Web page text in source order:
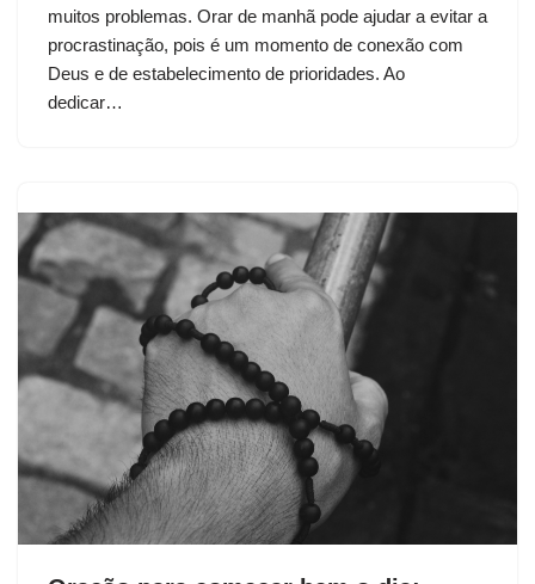
muitos problemas. Orar de manhã pode ajudar a evitar a
procrastinação, pois é um momento de conexão com
Deus e de estabelecimento de prioridades. Ao
dedicar…